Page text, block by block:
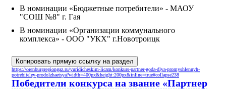
В номинации «Бюджетные потребители» - МАОУ
"СОШ №8" г. Гая
В номинации «Организации коммунального
комплекса» - ООО "УКХ" г.Новотроицк
Копировать прямую ссылку на раздел
https://orenburgregiongaz.ru/yuridicheskim-licam/konkurs-partner-goda-dlya-promyshlennyh-
potrebiteley-prodolzhaetsya?width=400px&height:200px&inline=true#collapse238
Победители конкурса на звание «Партнер